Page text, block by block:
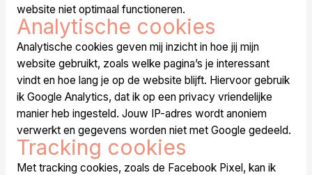
website niet optimaal functioneren.
Analytische cookies
Analytische cookies geven mij inzicht in hoe jij mijn
website gebruikt, zoals welke pagina’s je interessant
vindt en hoe lang je op de website blijft. Hiervoor gebruik
ik Google Analytics, dat ik op een privacy vriendelijke
manier heb ingesteld. Jouw IP-adres wordt anoniem
verwerkt en gegevens worden niet met Google gedeeld.
Tracking cookies
Met tracking cookies, zoals de Facebook Pixel, kan ik